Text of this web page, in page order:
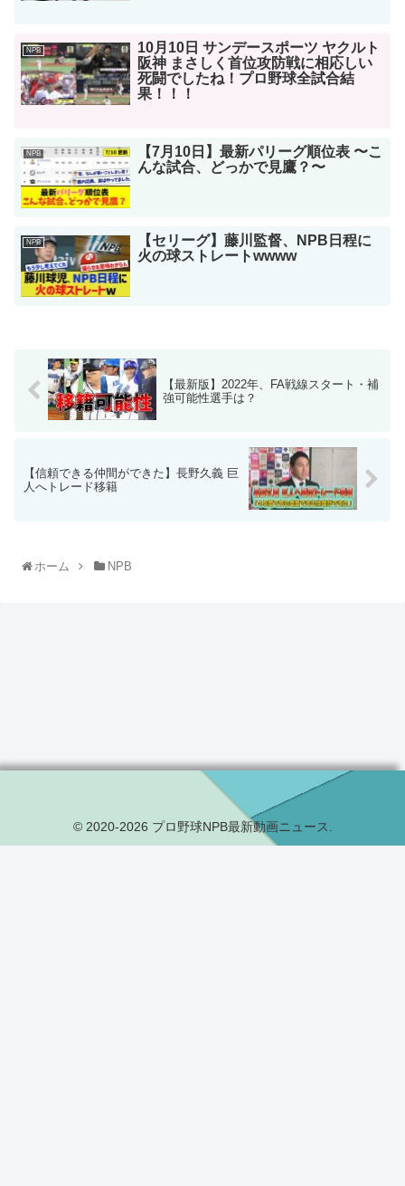
NPB
10月10日 サンデースポーツ ヤクルト
阪神 まさしく首位攻防戦に相応しい
死闘でしたね！プロ野球全試合結
果！！！
NPB
【7月10日】最新パリーグ順位表 〜こ
んな試合、どっかで見鷹？〜
NPB
【セリーグ】藤川監督、NPB日程に
火の球ストレートwwww
【最新版】2022年、FA戦線スタート・補
強可能性選手は？
【信頼できる仲間ができた】長野久義 巨
人へトレード移籍
ホーム NPB
© 2020-2026 プロ野球NPB最新動画ニュース.